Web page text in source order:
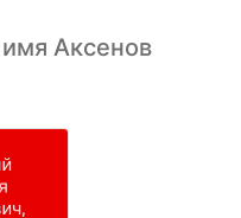
Аксенов